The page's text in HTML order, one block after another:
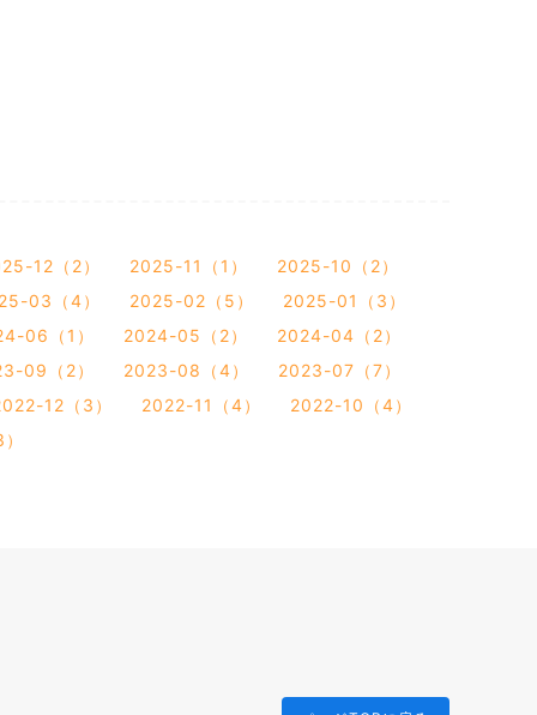
12（2） 2025-11（1）
2025-10（2）
03（4） 2025-02（5）
2025-01（3）
06（1） 2024-05（2）
2024-04（2）
09（2） 2023-08（4）
2023-07（7）
12（3） 2022-11（4）
2022-10（4）